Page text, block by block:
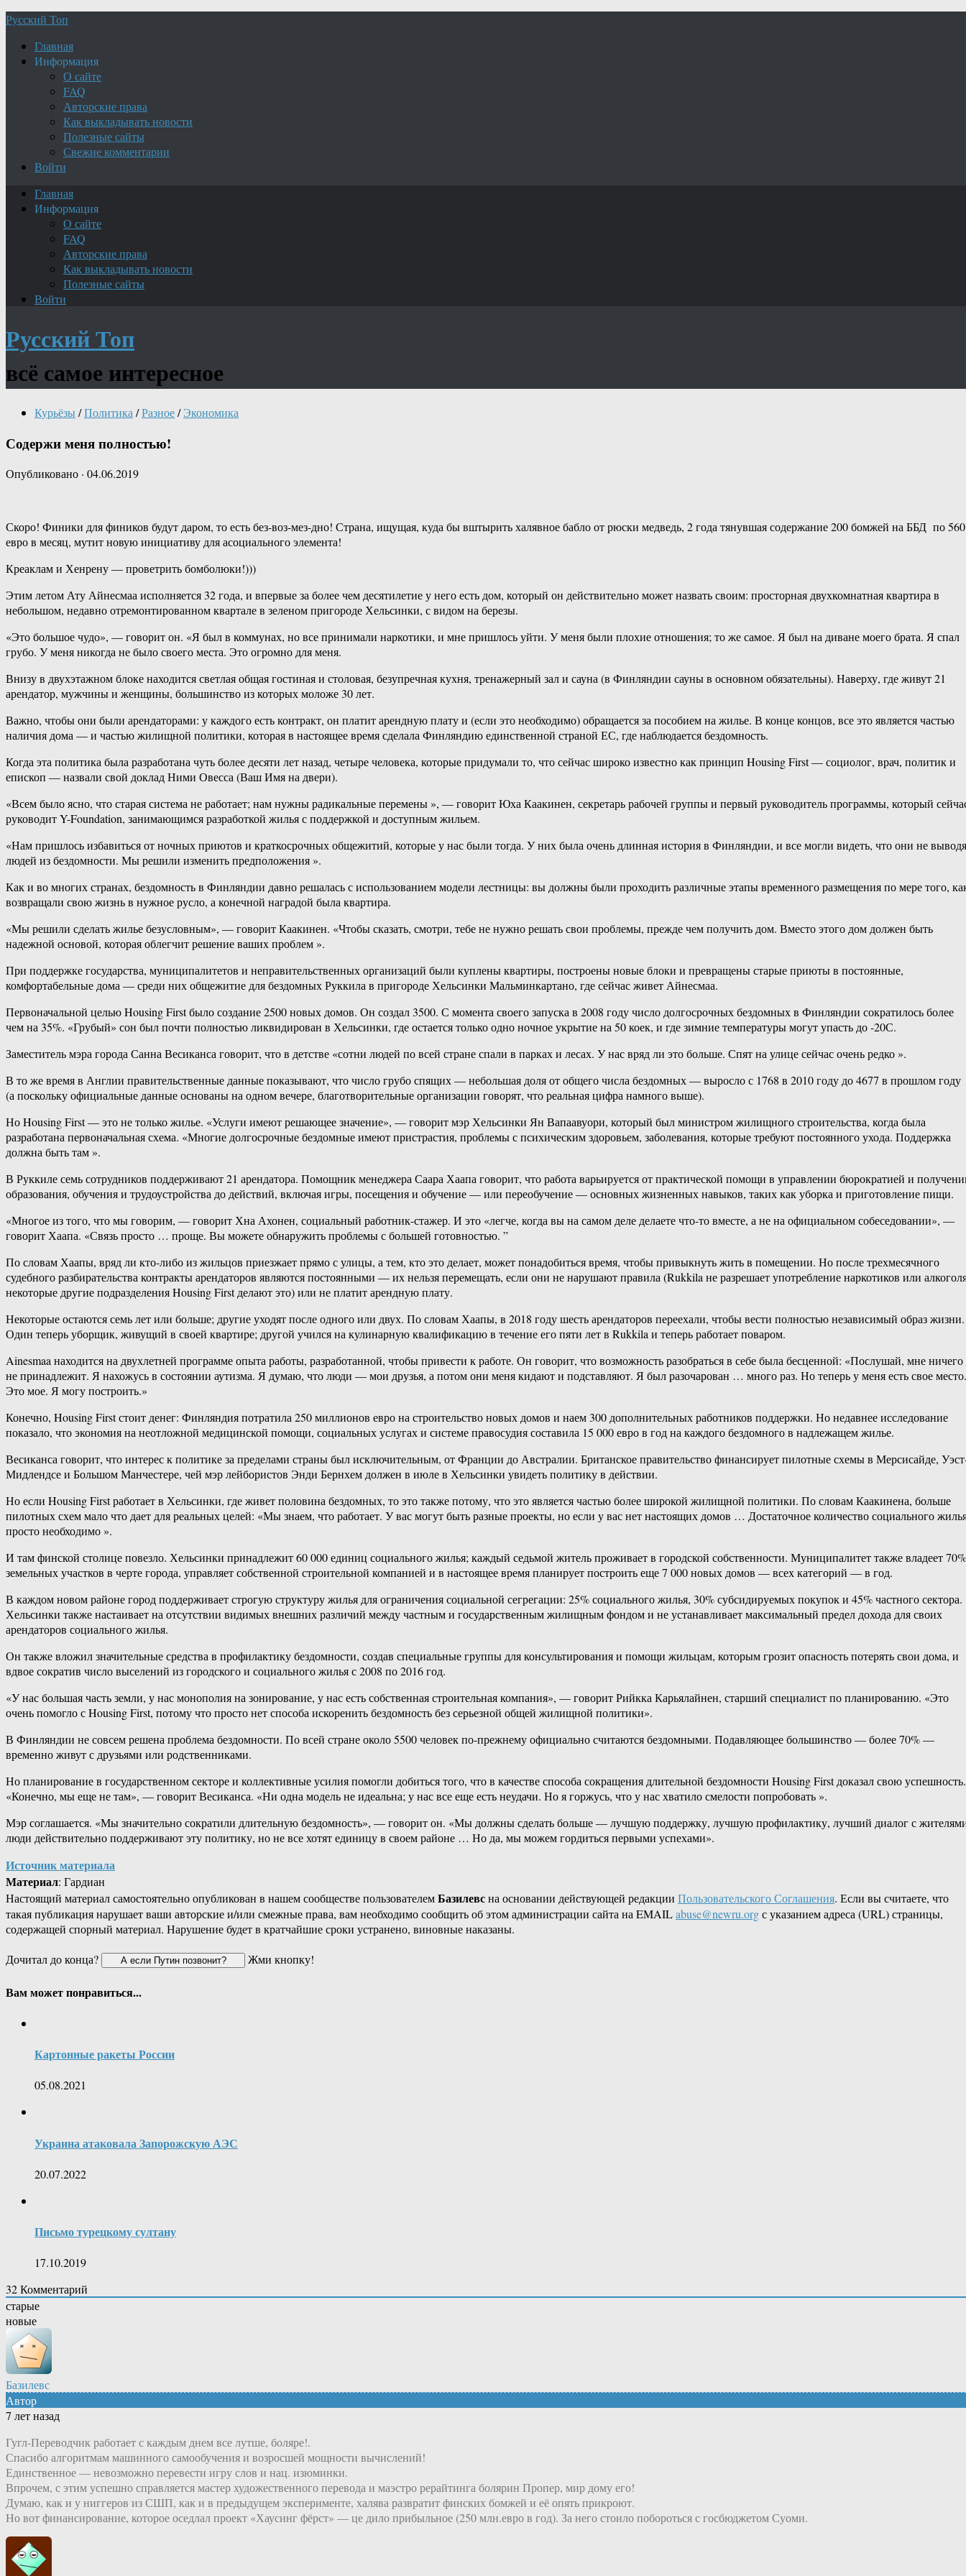
Русский Топ
Главная
Информация
О сайте
FAQ
Авторские права
Как выкладывать новости
Полезные сайты
Свежие комментарии
Войти
Главная
Информация
О сайте
FAQ
Авторские права
Как выкладывать новости
Полезные сайты
Войти
Русский Топ
всё самое интересное
Курьёзы/Политика /Разное/ Экономика
Содержи меня полностью!
Опубликовано · 04.06.2019
Скоро! Финики для фиников будут даром, то есть без-воз-мез-дно! Страна, ищущая, куда бы вштырить халявное бабло от рюски медведь, 2 года тянувшая содержание 200 бомжей на ББД по 560
евро в месяц, мутит новую инициативу для асоциального элемента!
Креаклам и Хенрену — проветрить бомболюки!)))
Этим летом Ату Айнесмаа исполняется 32 года, и впервые за более чем десятилетие у него есть дом, который он действительно может назвать своим: просторная двухкомнатная квартира в
небольшом, недавно отремонтированном квартале в зеленом пригороде Хельсинки, с видом на березы.
«Это большое чудо», — говорит он. «Я был в коммунах, но все принимали наркотики, и мне пришлось уйти. У меня были плохие отношения; то же самое. Я был на диване моего брата. Я спал
грубо. У меня никогда не было своего места. Это огромно для меня.
Внизу в двухэтажном блоке находится светлая общая гостиная и столовая, безупречная кухня, тренажерный зал и сауна (в Финляндии сауны в основном обязательны). Наверху, где живут 21
арендатор, мужчины и женщины, большинство из которых моложе 30 лет.
Важно, чтобы они были арендаторами: у каждого есть контракт, он платит арендную плату и (если это необходимо) обращается за пособием на жилье. В конце концов, все это является частью
наличия дома — и частью жилищной политики, которая в настоящее время сделала Финляндию единственной страной ЕС, где наблюдается бездомность.
Когда эта политика была разработана чуть более десяти лет назад, четыре человека, которые придумали то, что сейчас широко известно как принцип Housing First — социолог, врач, политик и
епископ — назвали свой доклад Ними Овесса (Ваш Имя на двери).
«Всем было ясно, что старая система не работает; нам нужны радикальные перемены », — говорит Юха Каакинен, секретарь рабочей группы и первый руководитель программы, который
руководит Y-Foundation, занимающимся разработкой жилья с поддержкой и доступным жильем.
«Нам пришлось избавиться от ночных приютов и краткосрочных общежитий, которые у нас были тогда. У них была очень длинная история в Финляндии, и все могли видеть, что они не
людей из бездомности. Мы решили изменить предположения ».
Как и во многих странах, бездомность в Финляндии давно решалась с использованием модели лестницы: вы должны были проходить различные этапы временного размещения по мере того,
возвращали свою жизнь в нужное русло, а конечной наградой была квартира.
«Мы решили сделать жилье безусловным», — говорит Каакинен. «Чтобы сказать, смотри, тебе не нужно решать свои проблемы, прежде чем получить дом. Вместо этого дом должен быть
надежной основой, которая облегчит решение ваших проблем ».
При поддержке государства, муниципалитетов и неправительственных организаций были куплены квартиры, построены новые блоки и превращены старые приюты в постоянные,
комфортабельные дома — среди них общежитие для бездомных Руккила в пригороде Хельсинки Мальминкартано, где сейчас живет Айнесмаа.
Первоначальной целью Housing First было создание 2500 новых домов. Он создал 3500. С момента своего запуска в 2008 году число долгосрочных бездомных в Финляндии сократилось более
чем на 35%. «Грубый» сон был почти полностью ликвидирован в Хельсинки, где остается только одно ночное укрытие на 50 коек, и где зимние температуры могут упасть до -20С.
Заместитель мэра города Санна Весиканса говорит, что в детстве «сотни людей по всей стране спали в парках и лесах. У нас вряд ли это больше. Спят на улице сейчас очень редко ».
В то же время в Англии правительственные данные показывают, что число грубо спящих — небольшая доля от общего числа бездомных — выросло с 1768 в 2010 году до 4677 в прошлом году
(а поскольку официальные данные основаны на одном вечере, благотворительные организации говорят, что реальная цифра намного выше).
Но Housing First — это не только жилье. «Услуги имеют решающее значение», — говорит мэр Хельсинки Ян Вапаавуори, который был министром жилищного строительства, когда была
разработана первоначальная схема. «Многие долгосрочные бездомные имеют пристрастия, проблемы с психическим здоровьем, заболевания, которые требуют постоянного ухода. Поддержка
должна быть там ».
В Руккиле семь сотрудников поддерживают 21 арендатора. Помощник менеджера Саара Хаапа говорит, что работа варьируется от практической помощи в управлении бюрократией и
образования, обучения и трудоустройства до действий, включая игры, посещения и обучение — или переобучение — основных жизненных навыков, таких как уборка и приготовление пищи.
«Многое из того, что мы говорим, — говорит Хна Ахонен, социальный работник-стажер. И это «легче, когда вы на самом деле делаете что-то вместе, а не на официальном собеседовании», —
говорит Хаапа. «Связь просто … проще. Вы можете обнаружить проблемы с большей готовностью. ”
По словам Хаапы, вряд ли кто-либо из жильцов приезжает прямо с улицы, а тем, кто это делает, может понадобиться время, чтобы привыкнуть жить в помещении. Но после трехмесячного
судебного разбирательства контракты арендаторов являются постоянными — их нельзя перемещать, если они не нарушают правила (Rukkila не разрешает употребление наркотиков или
некоторые другие подразделения Housing First делают это) или не платит арендную плату.
Некоторые остаются семь лет или больше; другие уходят после одного или двух. По словам Хаапы, в 2018 году шесть арендаторов переехали, чтобы вести полностью независимый образ жизни.
Один теперь уборщик, живущий в своей квартире; другой учился на кулинарную квалификацию в течение его пяти лет в Rukkila и теперь работает поваром.
Ainesmaa находится на двухлетней программе опыта работы, разработанной, чтобы привести к работе. Он говорит, что возможность разобраться в себе была бесценной: «Послушай, мне ничего
не принадлежит. Я нахожусь в состоянии аутизма. Я думаю, что люди — мои друзья, а потом они меня кидают и подставляют. Я был разочарован … много раз. Но теперь у меня есть свое место.
Это мое. Я могу построить.»
Конечно, Housing First стоит денег: Финляндия потратила 250 миллионов евро на строительство новых домов и наем 300 дополнительных работников поддержки. Но недавнее исследование
показало, что экономия на неотложной медицинской помощи, социальных услугах и системе правосудия составила 15 000 евро в год на каждого бездомного в надлежащем жилье.
Весиканса говорит, что интерес к политике за пределами страны был исключительным, от Франции до Австралии. Британское правительство финансирует пилотные схемы в Мерсисайде,
Мидлендсе и Большом Манчестере, чей мэр лейбористов Энди Бернхем должен в июле в Хельсинки увидеть политику в действии.
Но если Housing First работает в Хельсинки, где живет половина бездомных, то это также потому, что это является частью более широкой жилищной политики. По словам Каакинена, больше
пилотных схем мало что дает для реальных целей: «Мы знаем, что работает. У вас могут быть разные проекты, но если у вас нет настоящих домов … Достаточное количество социального
просто необходимо ».
И там финской столице повезло. Хельсинки принадлежит 60 000 единиц социального жилья; каждый седьмой житель проживает в городской собственности. Муниципалитет также владеет 70%
земельных участков в черте города, управляет собственной строительной компанией и в настоящее время планирует построить еще 7 000 новых домов — всех категорий — в год.
В каждом новом районе город поддерживает строгую структуру жилья для ограничения социальной сегрегации: 25% социального жилья, 30% субсидируемых покупок и 45% частного сектора.
Хельсинки также настаивает на отсутствии видимых внешних различий между частным и государственным жилищным фондом и не устанавливает максимальный предел дохода для своих
арендаторов социального жилья.
Он также вложил значительные средства в профилактику бездомности, создав специальные группы для консультирования и помощи жильцам, которым грозит опасность потерять свои дома, и
вдвое сократив число выселений из городского и социального жилья с 2008 по 2016 год.
«У нас большая часть земли, у нас монополия на зонирование, у нас есть собственная строительная компания», — говорит Рийкка Карьялайнен, старший специалист по планированию. «Это
очень помогло с Housing First, потому что просто нет способа искоренить бездомность без серьезной общей жилищной политики».
В Финляндии не совсем решена проблема бездомности. По всей стране около 5500 человек по-прежнему официально считаются бездомными. Подавляющее большинство — более 70% —
временно живут с друзьями или родственниками.
Но планирование в государственном секторе и коллективные усилия помогли добиться того, что в качестве способа сокращения длительной бездомности Housing First доказал свою успешность.
«Конечно, мы еще не там», — говорит Весиканса. «Ни одна модель не идеальна; у нас все еще есть неудачи. Но я горжусь, что у нас хватило смелости попробовать ».
Мэр соглашается. «Мы значительно сократили длительную бездомность», — говорит он. «Мы должны сделать больше — лучшую поддержку, лучшую профилактику, лучший диалог с
люди действительно поддерживают эту политику, но не все хотят единицу в своем районе … Но да, мы можем гордиться первыми успехами».
Источник материала
Материал: Гардиан
Настоящий материал самостоятельно опубликован в нашем сообществе пользователемБазилевсна основании действующей редакции Пользовательского Соглашения. Если вы считаете, что
такая публикация нарушает ваши авторские и/или смежные права, вам необходимо сообщить об этом администрации сайта на EMAILabuse@newru.orgс указанием адреса (URL) страницы,
содержащей спорный материал. Нарушение будет в кратчайшие сроки устранено, виновные наказаны.
Дочитал до конца?
Жми кнопку!
Вам может понравиться...
Картонные ракеты России
05.08.2021
Украина атаковала Запорожскую АЭС
20.07.2022
Письмо турецкому султану
17.10.2019
32Комментарий
старые
новые
Базилевс
Автор
7 лет назад
Гугл-Переводчик работает с каждым днем все лутше, боляре!.
Спасибо алгоритмам машинного самообучения и возросшей мощности вычислений!
Единственное — невозможно перевести игру слов и нац. изюминки.
Впрочем, с этим успешно справляется мастер художественного перевода и маэстро рерайтинга болярин Пропер, мир дому его!
Думаю, как и у ниггеров из СШП, как и в предыдущем эксперименте, халява развратит финских бомжей и её опять прикроют.
Но вот финансирование, которое оседлал проект «Хаусинг фёрст» — це дило прибыльное (250 млн.евро в год). За него стоило побороться с госбюджетом Суоми.